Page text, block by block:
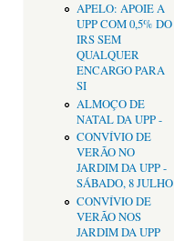
APELO: APOIE A
UPP COM 0,5% DO
IRS SEM
QUALQUER
ENCARGO PARA
SI
ALMOÇO DE
NATAL DA UPP -
CONVÍVIO DE
VERÃO NO
JARDIM DA UPP -
SÁBADO, 8 JULHO
CONVÍVIO DE
VERÃO NOS
JARDIM DA UPP